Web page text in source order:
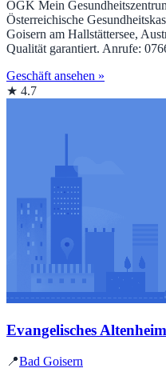
ÖGK Mein
Österreichische
Goisern am Hallstättersee,
Qualität garantiert. Anrufe:
Geschäft ansehen »
★ 4.7
Evangelisches
📍Bad Goisern